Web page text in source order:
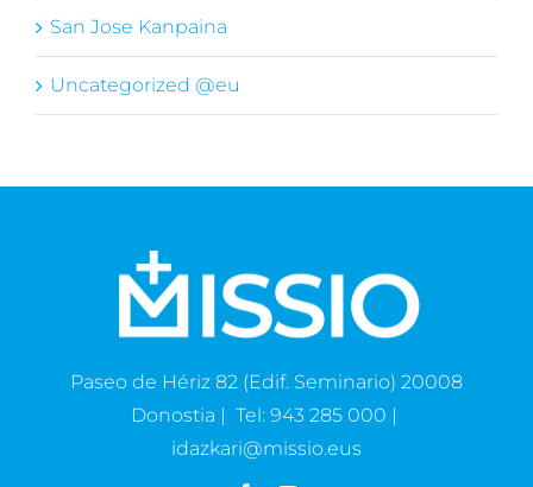
San Jose Kanpaina
Uncategorized @eu
Paseo de Hériz 82 (Edif. Seminario) 20008
Donostia | Tel: 943 285 000 |
idazkari@missio.eus